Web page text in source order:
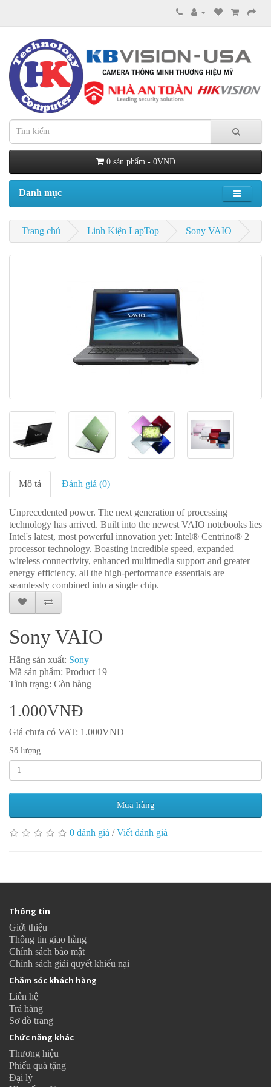
0 sản phẩm - 0VNĐ
Danh mục
Trang chủ Linh Kiện LapTop Sony VAIO
Mô tả Đánh giá (0)
Unprecedented power. The next generation of processing
technology has arrived. Built into the newest VAIO notebooks lies
Intel's latest, most powerful innovation yet: Intel® Centrino® 2
processor technology. Boasting incredible speed, expanded
wireless connectivity, enhanced multimedia support and greater
energy efficiency, all the high-performance essentials are
seamlessly combined into a single chip.
Sony VAIO
Hãng sản xuất: Sony
Mã sản phẩm: Product 19
Tình trạng: Còn hàng
1.000VNĐ
Giá chưa có VAT: 1.000VNĐ
Số lượng
Mua hàng
0 đánh giá /Viết đánh giá
Thông tin
Giới thiệu
Thông tin giao hàng
Chính sách bảo mật
Chính sách giải quyết khiếu nại
Chăm sóc khách hàng
Liên hệ
Trả hàng
Sơ đồ trang
Chức năng khác
Thương hiệu
Phiếu quà tặng
Đại lý